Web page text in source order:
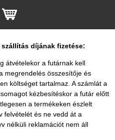
díjának fizetése:
átvételekor a futárnak kell
megrendelés összesítője és
költséget tartalmaz. A számlát a
kézbesítéskor a futár előtt
a termékeken észlelt
felvételét és ne vedd át a
nélküli reklamációt nem áll